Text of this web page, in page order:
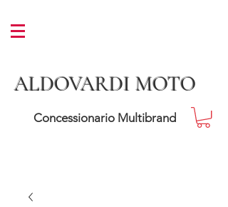
ALDOVARDI MOTO
Concessionario Multibrand